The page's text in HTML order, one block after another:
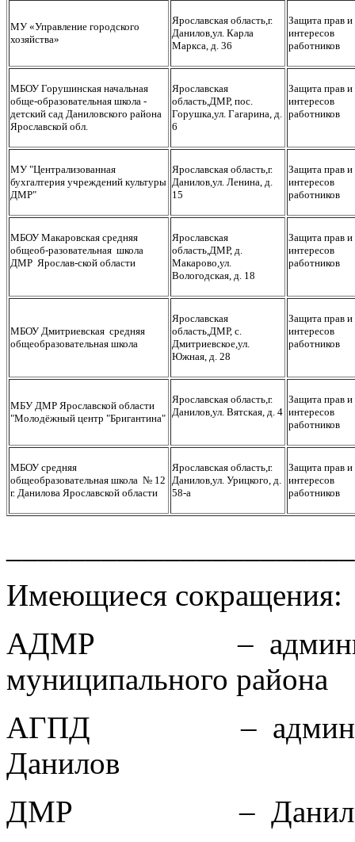
МУ «Управление городского
хозяйства»
Ярославская область,г.
Данилов,ул. Карла
Маркса, д. 36
Защита прав и
интересов
работников
МБОУ Горушинская начальная
обще-образовательная школа -
детский сад Даниловского района
Ярославской обл.
Ярославская
область,ДМР, пос.
Горушка,ул. Гагарина, д.
6
Защита прав и
интересов
работников
МУ "Централизованная
бухгалтерия учреждений культуры
ДМР"
Ярославская область,г.
Данилов,ул. Ленина, д.
15
Защита прав и
интересов
работников
МБОУ Макаровская средняя
общеоб-разовательная школа
ДМР Ярослав-ской области
Ярославская
область,ДМР, д.
Макарово,ул.
Вологодская, д. 18
Защита прав и
интересов
работников
МБОУ Дмитриевская средняя
общеобразовательная школа
Ярославская
область,ДМР, с.
Дмитриевское,ул.
Южная, д. 28
Защита прав и
интересов
работников
МБУ ДМР Ярославской области
"Молодёжный центр "Бригантина"
Ярославская область,г.
Данилов,ул. Вятская, д. 4
Защита прав и
интересов
работников
МБОУ средняя
общеобразовательная школа № 12
г. Данилова Ярославской области
Ярославская область,г.
Данилов,ул. Урицкого, д.
58-а
Защита прав и
интересов
работников
Имеющиеся сокращения:
АДМР –
муниципального района
АГПД –
Данилов
ДМР –